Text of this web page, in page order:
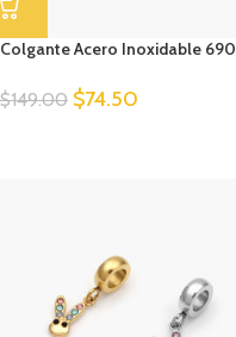
Colgante Acero Inoxidable 690
$149.00 $74.50